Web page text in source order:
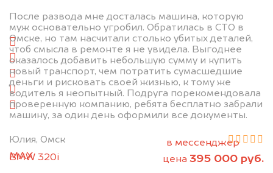
После развода мне досталась машина, которую
муж основательно угробил. Обратилась в СТО в
Омске, но там насчитали столько убитых деталей,
чтоб смысла в ремонте я не увидела. Выгоднее
оказалось добавить небольшую сумму и купить
новый транспорт, чем потратить сумасшедшие
деньги и рисковать своей жизнью, к тому же
водитель я неопытный. Подруга порекомендовала
проверенную компанию, ребята бесплатно забрали
машину, за один день оформили все документы.
Юлия, Омск
BMW 320i
цена 395 000 руб.
1. Сфотографируйте машину:
спереди
сзади
слева
справа
салон
+79584983298 по WhatsApp*, в мессенджер
MAXили на электронную почту